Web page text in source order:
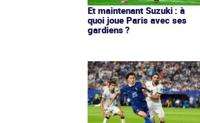
Et maintenant Suzuki : à
quoi joue Paris avec ses
gardiens ?